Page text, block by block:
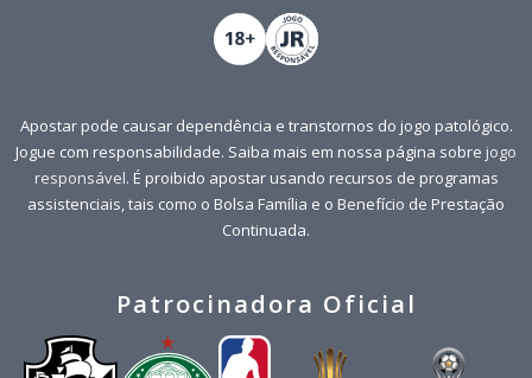
Apostar pode causar dependência e transtornos do jogo patológico.
Jogue com responsabilidade. Saiba mais em nossa página sobre jogo
responsável. É proibido apostar usando recursos de programas
assistenciais, tais como o Bolsa Família e o Benefício de Prestação
Continuada.
Patrocinadora Oficial